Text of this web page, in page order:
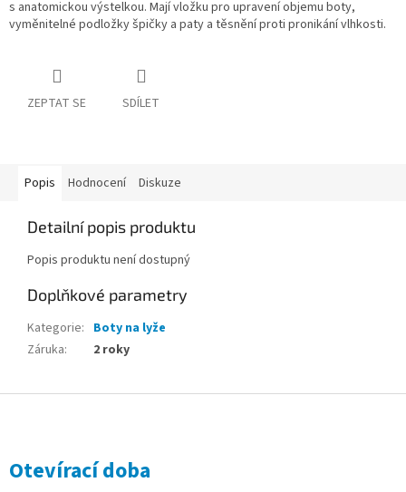
s anatomickou výstelkou. Mají vložku pro upravení objemu boty,
vyměnitelné podložky špičky a paty a těsnění proti pronikání vlhkosti.
ZEPTAT SE SDÍLET
Popis Hodnocení Diskuze
Detailní popis produktu
Popis produktu není dostupný
Doplňkové parametry
Kategorie: Boty na lyže
Záruka: 2 roky
Otevírací doba